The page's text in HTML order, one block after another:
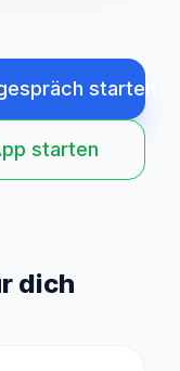
starten
starten
dich